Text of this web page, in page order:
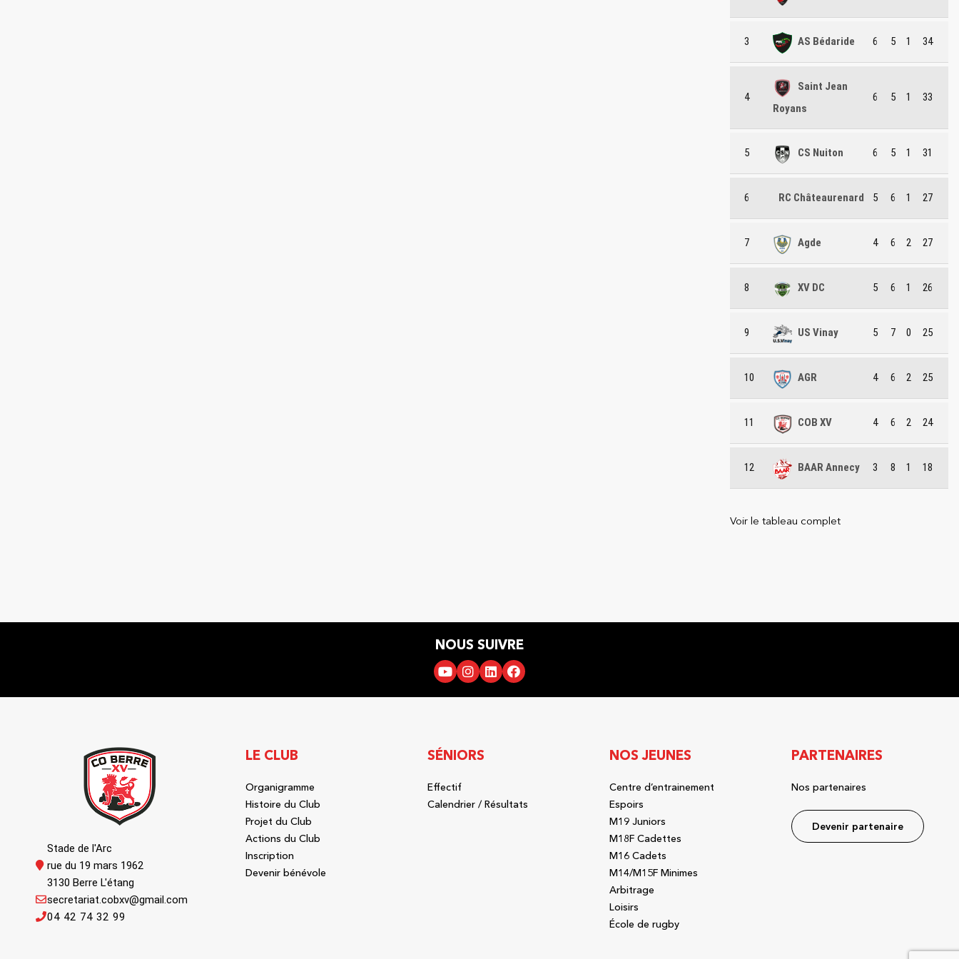
3 AS Bédaride 6 5 1 34
4
Saint Jean
Royans
6 5 1 33
5 CS Nuiton 6 5 1 31
6 RC Châteaurenard 5 6 1 27
7 Agde 4 6 2 27
8 XV DC 5 6 1 26
9 US Vinay 5 7 0 25
10 AGR 4 6 2 25
11 COB XV 4 6 2 24
12 BAAR Annecy 3 8 1 18
Voir le tableau complet
NOUS SUIVRE
Stade de l'Arc
rue du 19 mars 1962
3130 Berre L'étang
04 42 74 32 99
secretariat.cobxv@gmail.com
LE CLUB
Organigramme
Histoire du Club
Projet du Club
Actions du Club
Inscription
Devenir bénévole
SÉNIORS
Effectif
Calendrier / Résultats
NOS JEUNES
Centre d’entrainement
Espoirs
M19 Juniors
M18F Cadettes
M16 Cadets
M14/M15F Minimes
Arbitrage
Loisirs
École de rugby
PARTENAIRES
Nos partenaires
Devenir partenaire